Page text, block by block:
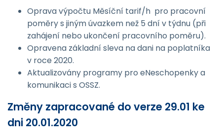
Oprava výpočtu Měsíční tarif/h pro pracovní
poměry s jiným úvazkem než 5 dní v týdnu (při
zahájení nebo ukončení pracovního poměru).
Opravena základní sleva na dani na poplatníka
v roce 2020.
Aktualizovány programy pro eNeschopenky a
komunikaci s OSSZ.
Změny zapracované do verze 29.01 ke
dni 20.01.2020